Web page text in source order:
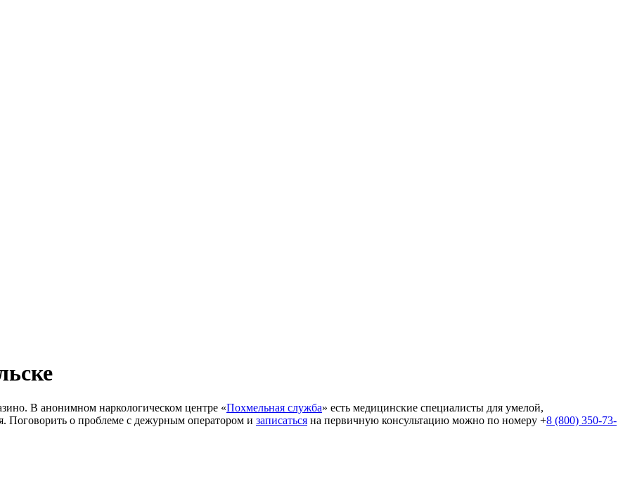
В анонимном наркологическом центре «Похмельная служба» есть медицинские специалисты для умелой,
Поговорить о проблеме с дежурным оператором и записаться на первичную консультацию можно по номеру +8 (800) 350-73-